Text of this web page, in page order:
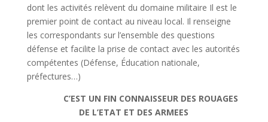
dont les activités relèvent du domaine militaire Il est le
premier point de contact au niveau local. Il renseigne
les correspondants sur l’ensemble des questions
défense et facilite la prise de contact avec les autorités
compétentes (Défense, Éducation nationale,
préfectures…)
C’EST UN FIN CONNAISSEUR DES ROUAGES
DE L’ETAT ET DES ARMEES